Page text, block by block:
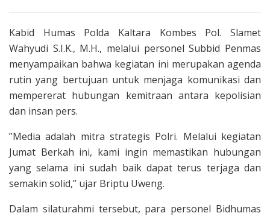
​Kabid Humas Polda Kaltara Kombes Pol. Slamet
Wahyudi S.I.K., M.H., melalui personel Subbid Penmas
menyampaikan bahwa kegiatan ini merupakan agenda
rutin yang bertujuan untuk menjaga komunikasi dan
mempererat hubungan kemitraan antara kepolisian
dan insan pers.
​”Media adalah mitra strategis Polri. Melalui kegiatan
Jumat Berkah ini, kami ingin memastikan hubungan
yang selama ini sudah baik dapat terus terjaga dan
semakin solid,” ujar Briptu Uweng.
Dalam silaturahmi tersebut, para personel Bidhumas